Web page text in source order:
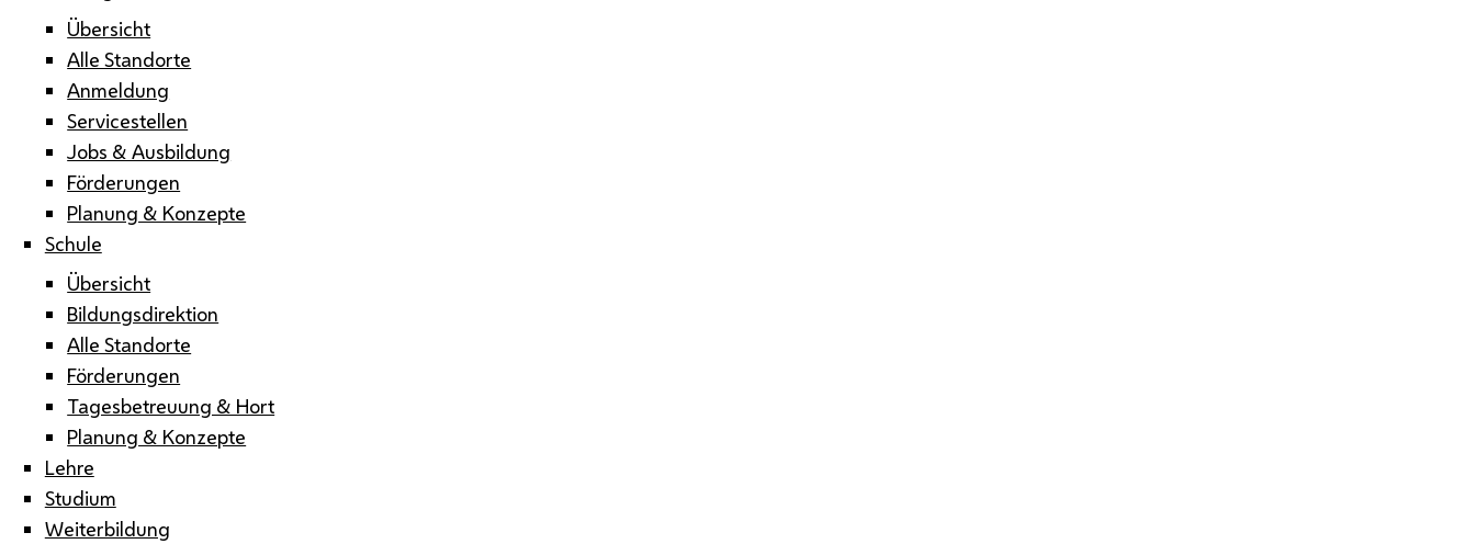
Übersicht
Alle Standorte
Anmeldung
Servicestellen
Jobs & Ausbildung
Förderungen
Planung & Konzepte
Schule
Übersicht
Bildungsdirektion
Alle Standorte
Förderungen
Tagesbetreuung & Hort
Planung & Konzepte
Lehre
Studium
Weiterbildung